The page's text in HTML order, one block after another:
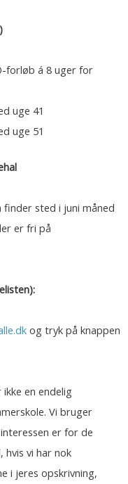
forløb á 8 uger for
uge 41
uge 51
finder sted i juni måned
er fri på
og tryk på knappen
en endelig
Vi bruger
er for de
hvis vi har nok
i jeres opskrivning,